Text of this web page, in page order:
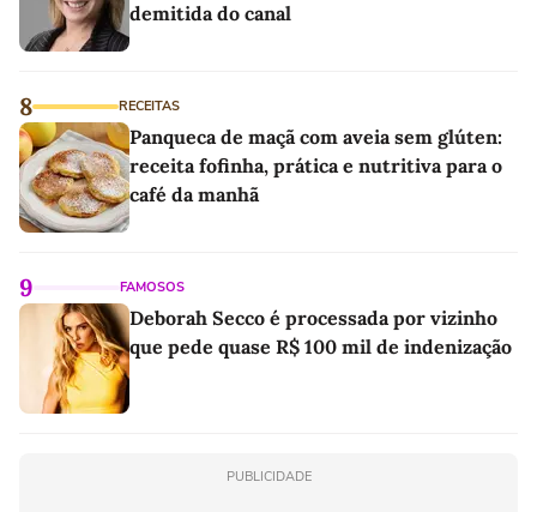
demitida do canal
8 RECEITAS
Panqueca de maçã com aveia sem glúten:
receita fofinha, prática e nutritiva para o
café da manhã
9 FAMOSOS
Deborah Secco é processada por vizinho
que pede quase R$ 100 mil de indenização
PUBLICIDADE